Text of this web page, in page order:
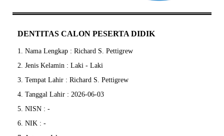
DENTITAS CALON PESERTA DIDIK
1. Nama Lengkap : Richard S. Pettigrew
2. Jenis Kelamin : Laki - Laki
3. Tempat Lahir : Richard S. Pettigrew
4. Tanggal Lahir : 2026-06-03
5. NISN : -
6. NIK : -